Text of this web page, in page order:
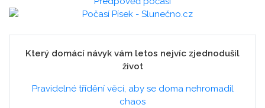
Který domácí návyk vám letos nejvíc zjednodušil
život
Pravidelné třídění věcí, aby se doma nehromadil
chaos